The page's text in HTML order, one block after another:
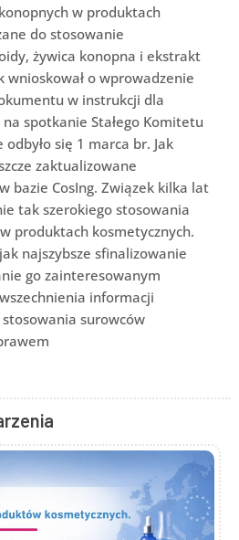
w produktach
do stosowanie
żywica konopna i ekstrakt
wnioskował o wprowadzenie
w instrukcji dla
spotkanie Stałego Komitetu
się 1 marca br. Jak
zaktualizowane
bazie CosIng. Związek kilka lat
tak szerokiego stosowania
produktach kosmetycznych.
najszybsze sfinalizowanie
go zainteresowanym
informacji
surowców